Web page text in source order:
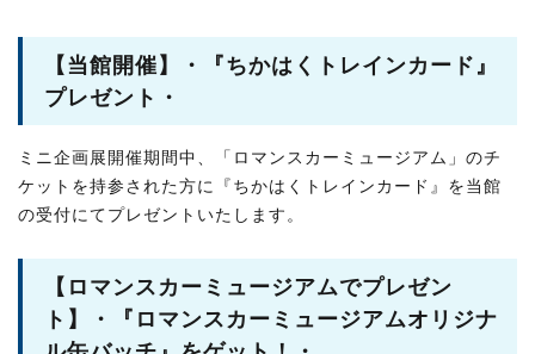
【当館開催】・『ちかはくトレインカード』
プレゼント・
ミニ企画展開催期間中、「ロマンスカーミュージアム」のチ
ケットを持参された方に『ちかはくトレインカード』を当館
の受付にてプレゼントいたします。
【ロマンスカーミュージアムでプレゼン
ト】・『ロマンスカーミュージアムオリジナ